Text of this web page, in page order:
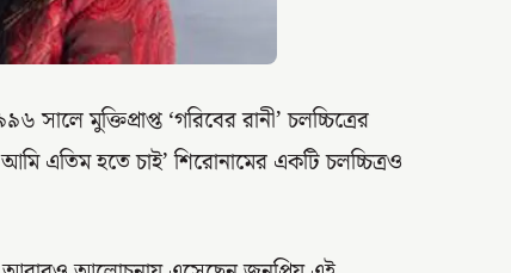
মুক্তিপ্রাপ্ত ‘গরিবের রানী’ চলচ্চিত্রের
এতিম হতে চাই’ শিরোনামের একটি চলচ্চিত্রও